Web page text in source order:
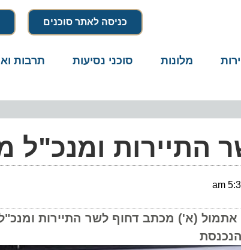
כניסה לאתר סוכנים
מלונות סוכני נסיעות תרבות ואוכל
ומנכ"ל
(א') מכתב דחוף לשר התיירות ומנכ"ל